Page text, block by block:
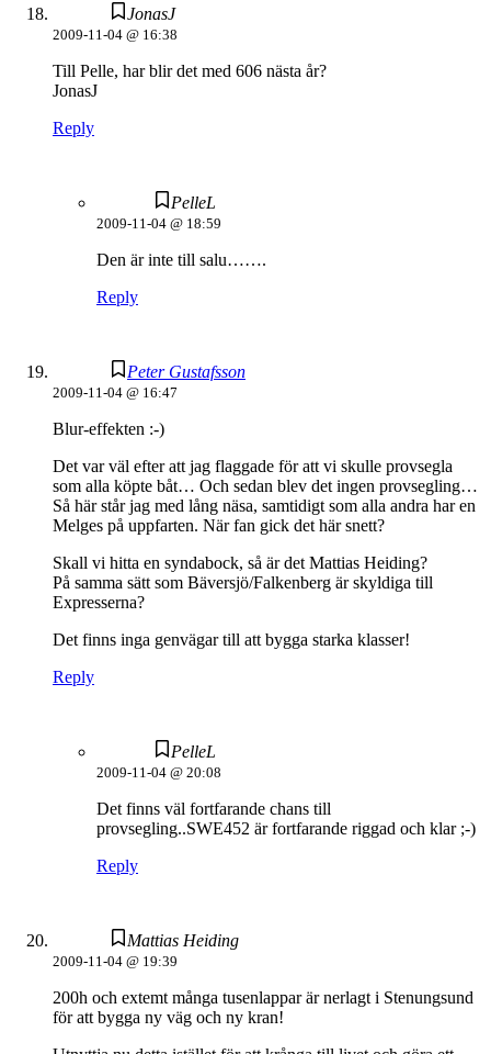
JonasJ
2009-11-04 @ 16:38
Till Pelle, har blir det med 606 nästa år?
JonasJ
Reply
PelleL
2009-11-04 @ 18:59
Den är inte till salu…….
Reply
Peter Gustafsson
2009-11-04 @ 16:47
Blur-effekten :-)
Det var väl efter att jag flaggade för att vi skulle provsegla
som alla köpte båt… Och sedan blev det ingen provsegling…
Så här står jag med lång näsa, samtidigt som alla andra har en
Melges på uppfarten. När fan gick det här snett?
Skall vi hitta en syndabock, så är det Mattias Heiding?
På samma sätt som Bäversjö/Falkenberg är skyldiga till
Expresserna?
Det finns inga genvägar till att bygga starka klasser!
Reply
PelleL
2009-11-04 @ 20:08
Det finns väl fortfarande chans till
provsegling..SWE452 är fortfarande riggad och klar ;-)
Reply
Mattias Heiding
2009-11-04 @ 19:39
200h och extemt många tusenlappar är nerlagt i Stenungsund
för att bygga ny väg och ny kran!